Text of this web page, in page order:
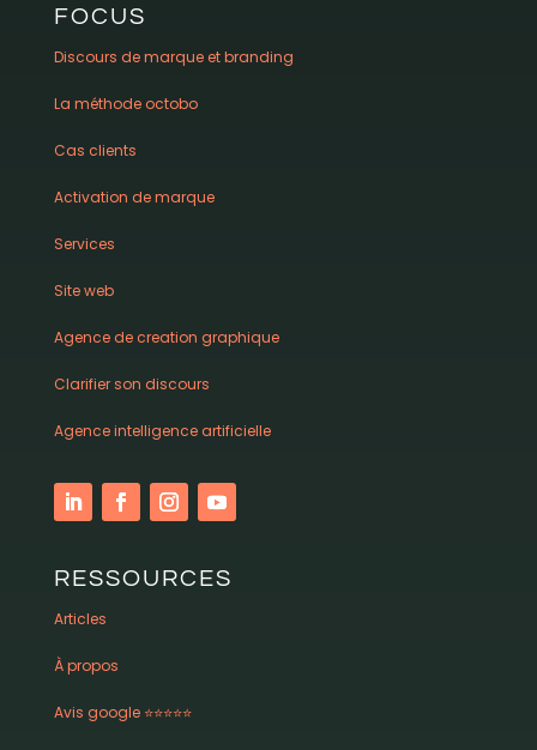
FOCUS
Discours de marque et branding
La méthode octobo
Cas clients
Activation de marque
Services
Site web
Agence de creation graphique
Clarifier son discours
Agence intelligence artificielle
RESSOURCES
Articles
À propos
Avis google ⭐️⭐️⭐️⭐️⭐️